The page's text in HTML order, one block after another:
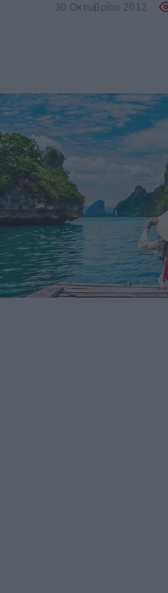
30 Οκτωβρίου 2012